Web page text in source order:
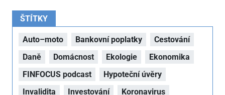
ŠTÍTKY
Auto–moto Bankovní poplatky
Cestování
Daně
Domácnost Ekologie
Ekonomika
FINFOCUS podcast
Hypoteční úvěry
Invalidita
Investování
Koronavirus